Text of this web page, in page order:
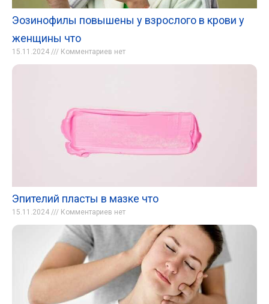
Эозинофилы повышены у взрослого в крови у
женщины что
15.11.2024 Комментариев нет
Эпителий пласты в мазке что
15.11.2024 Комментариев нет